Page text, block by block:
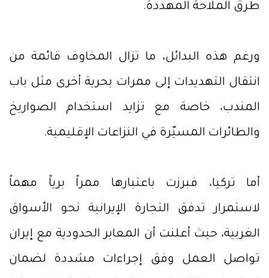
طرق الملاحة المهددة.
ورغم هذه البدائل، ما تزال المخاوف قائمة من
انتقال التهديدات إلى ممرات بحرية أخرى مثل باب
المندب، خاصة مع تزايد استخدام الصواريخ
والطائرات المسيّرة في النزاعات الإقليمية.
أما تركيا، فبرزت باعتبارها ممراً برياً مهماً
لاستمرار تدفق التجارة الإيرانية نحو الأسواق
الغربية، حيث أعلنت أن المعابر الحدودية مع إيران
تواصل العمل وفق إجراءات مشددة لضمان